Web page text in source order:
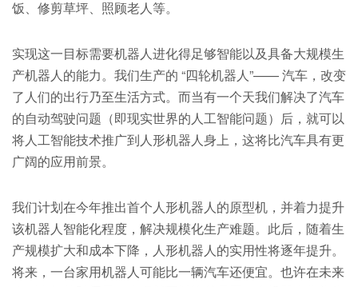
饭、修剪草坪、照顾老人等。
实现这一目标需要机器人进化得足够智能以及具备大规模生
产机器人的能力。我们生产的 “四轮机器人”—— 汽车，改变
了人们的出行乃至生活方式。而当有一个天我们解决了汽车
的自动驾驶问题（即现实世界的人工智能问题）后，就可以
将人工智能技术推广到人形机器人身上，这将比汽车具有更
广阔的应用前景。
我们计划在今年推出首个人形机器人的原型机，并着力提升
该机器人智能化程度，解决规模化生产难题。此后，随着生
产规模扩大和成本下降，人形机器人的实用性将逐年提升。
将来，一台家用机器人可能比一辆汽车还便宜。也许在未来